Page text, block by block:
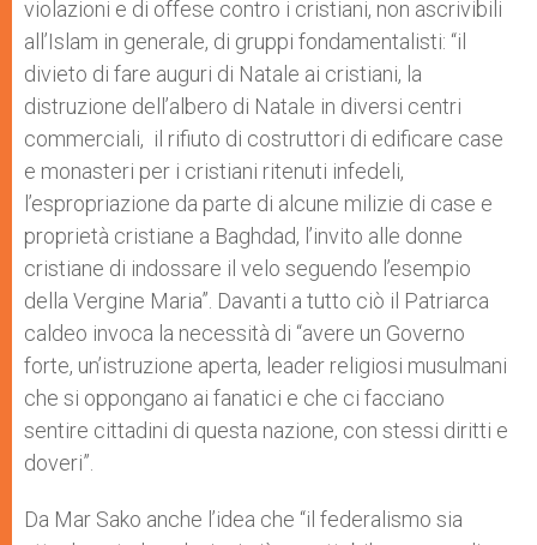
violazioni e di offese contro i cristiani, non ascrivibili
all’Islam in generale, di gruppi fondamentalisti: “il
divieto di fare auguri di Natale ai cristiani, la
distruzione dell’albero di Natale in diversi centri
commerciali, il rifiuto di costruttori di edificare case
e monasteri per i cristiani ritenuti infedeli,
l’espropriazione da parte di alcune milizie di case e
proprietà cristiane a Baghdad, l’invito alle donne
cristiane di indossare il velo seguendo l’esempio
della Vergine Maria”. Davanti a tutto ciò il Patriarca
caldeo invoca la necessità di “avere un Governo
forte, un’istruzione aperta, leader religiosi musulmani
che si oppongano ai fanatici e che ci facciano
sentire cittadini di questa nazione, con stessi diritti e
doveri”.
​Da Mar Sako anche l’idea che “il federalismo sia